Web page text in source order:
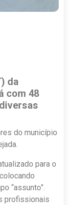
da
com 48
do município
para o
“assunto”.
profissionais